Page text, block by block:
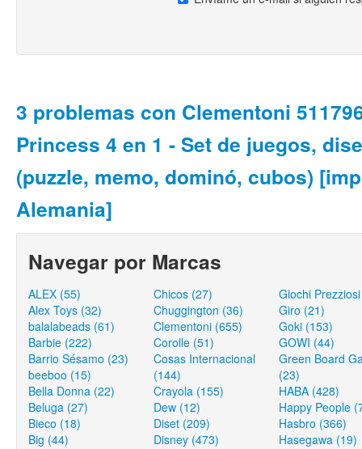
3 problemas con Clementoni
Princess 4 en 1 - Set de juegos,
(puzzle, memo, dominó, cubos)
Alemania]
Navegar por Marcas
ALEX (55)
Alex Toys (32)
balalabeads (61)
Barbie (222)
Barrio Sésamo (23)
beeboo (15)
Bella Donna (22)
Beluga (27)
Bieco (18)
Big (44)
Chicos (27)
Chuggington (36)
Clementoni (655)
Corolle (51)
Cosas Internacional
(144)
Crayola (155)
Dew (12)
Diset (209)
Disney (473)
Giochi
Giro (21)
Goki (153)
GOWI (44)
Green Board
(23)
HABA (428)
Happy People
Hasbro (366)
Hasegawa (19)